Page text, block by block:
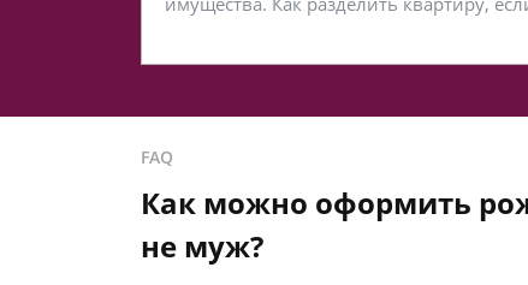
FAQ
Как можно оформить
не муж?